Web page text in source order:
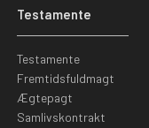
Testamente
Testamente
Fremtidsfuldmagt
Ægtepagt
Samlivskontrakt